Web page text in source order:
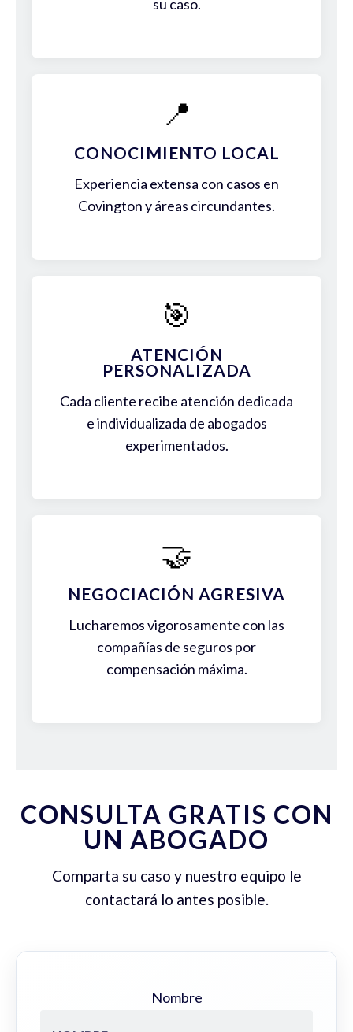
su caso.
📍
CONOCIMIENTO LOCAL
Experiencia extensa con casos en
Covington y áreas circundantes.
🎯
ATENCIÓN
PERSONALIZADA
Cada cliente recibe atención dedicada
e individualizada de abogados
experimentados.
🤝
NEGOCIACIÓN AGRESIVA
Lucharemos vigorosamente con las
compañías de seguros por
compensación máxima.
CONSULTA GRATIS CON
UN ABOGADO
Comparta su caso y nuestro equipo le
contactará lo antes posible.
Nombre